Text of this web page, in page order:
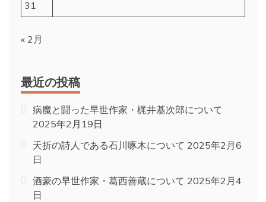
31
« 2月
最近の投稿
病魔と闘った早世作家・梶井基次郎について
2025年2月19日
夭折の詩人である石川啄木について 2025年2月6
日
酒豪の早世作家・葛西善蔵について 2025年2月4
日